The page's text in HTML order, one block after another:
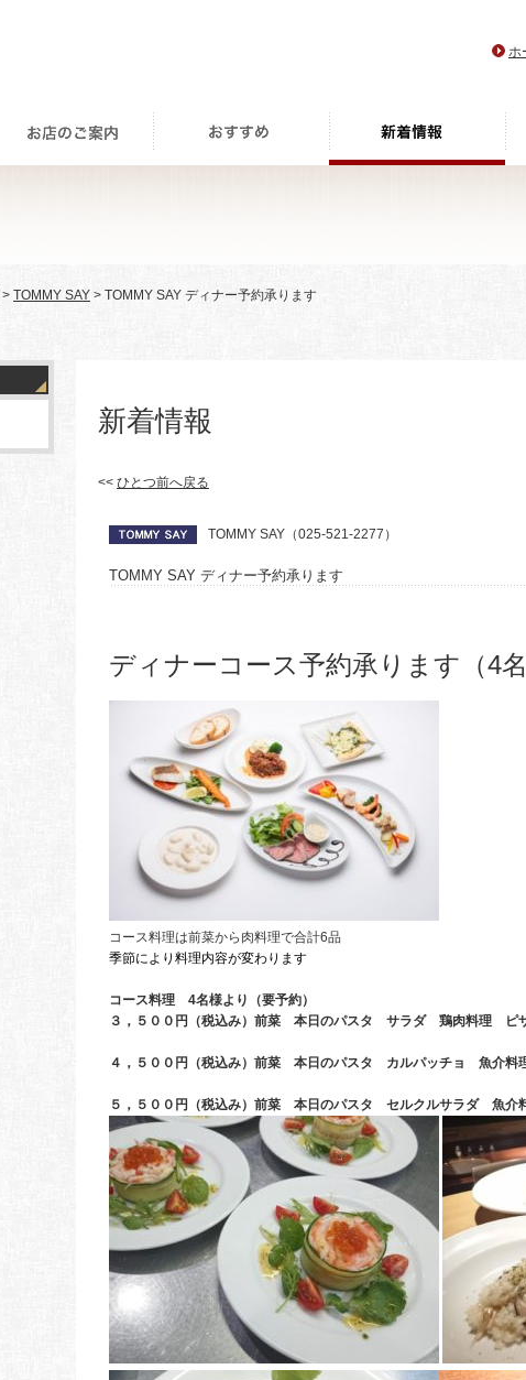
ホ
> TOMMY SAY > TOMMY SAY ディナー予約承ります
新着情報
<< ひとつ前へ戻る
TOMMY SAY（025-521-2277）
TOMMY SAY ディナー予約承ります
ディナーコース予約承ります（4名
コース料理は前菜から肉料理で合計6品
季節により料理内容が変わります
コース料理 4名様より（要予約）
３，５００円（税込み）前菜 本日のパスタ サラダ 鶏肉料理 ピ
４，５００円（税込み）前菜 本日のパスタ カルパッチョ 魚介
５，５００円（税込み）前菜 本日のパスタ セルクルサラダ 魚